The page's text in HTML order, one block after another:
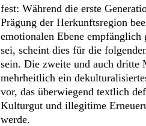
fest: Während die erste
Prägung der Herkunftsregion
emotionalen Ebene
sei, scheint dies für die
sein. Die zweite und auch dritte
mehrheitlich ein
vor, das überwiegend textlich
Kulturgut und illegitime
werde.